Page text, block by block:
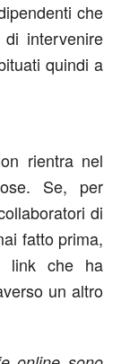
che
intervenire
quindi a
rientra nel
Se, per
di
fatto prima,
link che ha
un altro